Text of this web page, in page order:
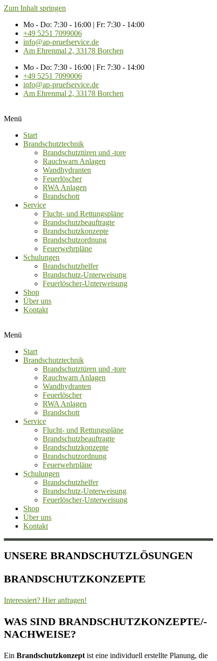
Zum Inhalt springen
Mo - Do: 7:30 - 16:00 | Fr: 7:30 - 14:00
+49 5251 7099006
info@ap-pruefservice.de
Am Ehrenmal 2, 33178 Borchen
Mo - Do: 7:30 - 16:00 | Fr: 7:30 - 14:00
+49 5251 7099006
info@ap-pruefservice.de
Am Ehrenmal 2, 33178 Borchen
Menü
Start
Brandschutztechnik
Brandschutztüren und -tore
Rauchwarn Anlagen
Wandhydranten
Feuerlöscher
RWA Anlagen
Brandschott
Service
Flucht- und Rettungspläne
Brandschutzbeauftragte
Brandschutzkonzepte
Brandschutzordnung
Feuerwehrpläne
Schulungen
Brandschutzhelfer
Brandschutz-Unterweisung
Feuerlöscher-Unterweisung
Shop
Über uns
Kontakt
Menü
Start
Brandschutztechnik
Brandschutztüren und -tore
Rauchwarn Anlagen
Wandhydranten
Feuerlöscher
RWA Anlagen
Brandschott
Service
Flucht- und Rettungspläne
Brandschutzbeauftragte
Brandschutzkonzepte
Brandschutzordnung
Feuerwehrpläne
Schulungen
Brandschutzhelfer
Brandschutz-Unterweisung
Feuerlöscher-Unterweisung
Shop
Über uns
Kontakt
UNSERE BRANDSCHUTZLÖSUNGEN
BRANDSCHUTZKONZEPTE
Interessiert? Hier anfragen!
WAS SIND BRANDSCHUTZKONZEPTE/-
NACHWEISE?
Ein Brandschutzkonzept ist eine individuell erstellte Planung, die